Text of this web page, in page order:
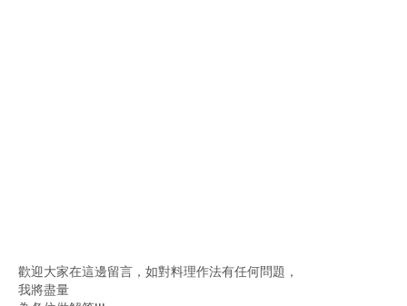
歡迎大家在這邊留言，如對料理作法有任何問題，
我將盡量